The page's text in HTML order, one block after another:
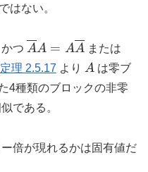
はない。
つ AA = AA または
定理 2.5.17 より A
A は零ブ
4種類のブロックの非零
である。
倍が現れるかは固有値だ